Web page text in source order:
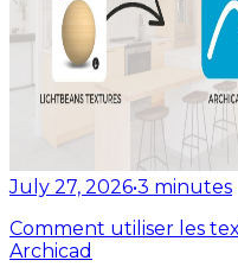
July 27, 2026•3 minutes
Comment utiliser les
Archicad